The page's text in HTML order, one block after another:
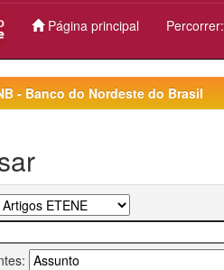
Página principal Percorrer:
- Banco do Nordeste do Brasil